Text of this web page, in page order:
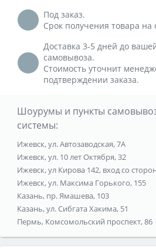
Под заказ.
Срок получения товара на
Доставка 3-5 дней до
самовывоза.
Стоимость уточнит
подтверждении заказа.
Шоурумы и пункты
системы:
Ижевск, ул. Автозаводская, 7А
Ижевск, ул. 10 лет Октября, 32
Ижевск, ул Кирова 142, вход со
Ижевск, ул. Максима Горького, 155
Казань, пр. Ямашева, 103
Казань, ул. Сибгата Хакима, 51
Пермь, Комсомольский проспект, 86